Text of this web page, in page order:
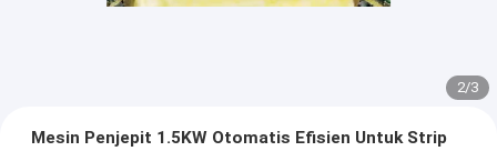
2/3
Mesin Penjepit 1.5KW Otomatis Efisien Untuk Strip